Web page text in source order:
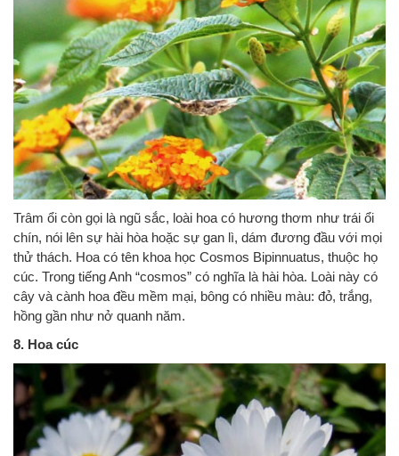
Trâm ổi còn gọi là ngũ sắc, loài hoa có hương thơm như trái ổi
chín, nói lên sự hài hòa hoặc sự gan lì, dám đương đầu với mọi
thử thách. Hoa có tên khoa học Cosmos Bipinnuatus, thuộc họ
cúc. Trong tiếng Anh “cosmos” có nghĩa là hài hòa. Loài này có
cây và cành hoa đều mềm mại, bông có nhiều màu: đỏ, trắng,
hồng gần như nở quanh năm.
8. Hoa cúc